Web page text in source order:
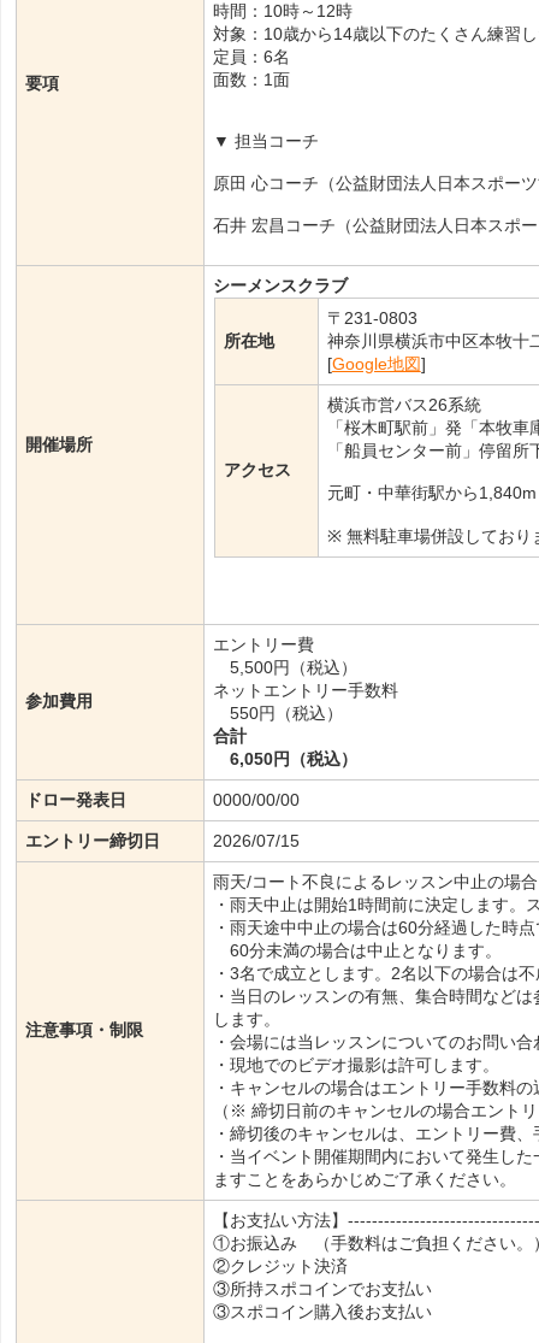
要項
時間：10時～12時
対象：10歳から14歳以下のたくさん練習
定員：6名
面数：1面
▼ 担当コーチ
原田 心コーチ（公益財団法人日本スポー
石井 宏昌コーチ（公益財団法人日本スポ
開催場所
シーメンスクラブ
所在地
〒231-0803
神奈川県横浜市中区本牧十
[Google地図]
アクセス
横浜市営バス26系統
「桜木町駅前」発「本牧
「船員センター前」停留所
元町・中華街駅から1,840m
※ 無料駐車場併設しており
参加費用
エントリー費
5,500円（税込）
ネットエントリー手数料
550円（税込）
合計
6,050円（税込）
ドロー発表日 0000/00/00
エントリー締切日 2026/07/15
注意事項・制限
雨天/コート不良によるレッスン中止の場
・雨天中止は開始1時間前に決定します。
・雨天途中中止の場合は60分経過した時
60分未満の場合は中止となります。
・3名で成立とします。2名以下の場合は
・当日のレッスンの有無、集合時間など
します。
・会場には当レッスンについてのお問い
・現地でのビデオ撮影は許可します。
・キャンセルの場合はエントリー手数料
（※ 締切日前のキャンセルの場合エント
・締切後のキャンセルは、エントリー費
・当イベント開催期間内において発生し
ますことをあらかじめご了承ください。
【お支払い方法】
①お振込み （手数料はご負担ください。
②クレジット決済
③所持スポコインでお支払い
③スポコイン購入後お支払い